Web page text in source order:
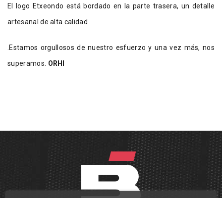
El logo Etxeondo está bordado en la parte trasera, un detalle
artesanal de alta calidad
.Estamos orgullosos de nuestro esfuerzo y una vez más, nos
superamos. ORHI